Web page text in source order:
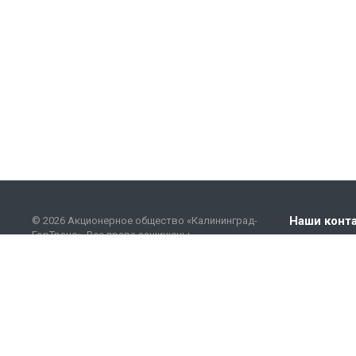
© 2026 Акционерное общество «Калининград-
ГорТранс». Все права защищены.
Наши